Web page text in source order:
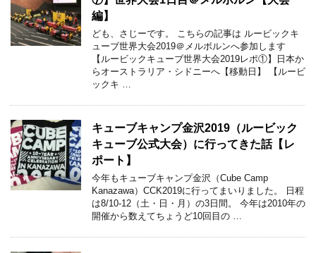
編】
ども、さじーです。 こちらの記事は ルービックキ
ューブ世界大会2019＠メルボルンへ参加します
【ルービックキューブ世界大会2019レポ①】日本か
らオーストラリア・シドニーへ【移動日】 【ルービ
ックキ …
キューブキャンプ金沢2019（ルービック
キューブ公式大会）に行ってきた話【レ
ポート】
今年もキューブキャンプ金沢（Cube Camp
Kanazawa）CCK2019に行ってまいりました。 日程
は8/10-12（土・日・月）の3日間。 今年は2010年の
開催から数えてちょうど10回目の …